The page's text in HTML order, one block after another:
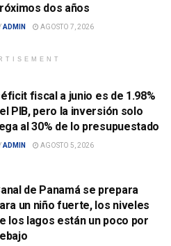
dos años
ADMIN AGOSTO 7, 2026
fiscal a junio es de 1.98%
PIB, pero la inversión solo
llega al 30% de lo presupuestado
ADMIN AGOSTO 5, 2026
de Panamá se prepara
un niño fuerte, los niveles
los lagos están un poco por